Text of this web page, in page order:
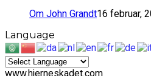
Om John Grandt16 februar,
Language
www.hjerneskadet.com